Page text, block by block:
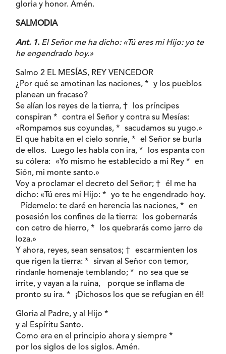
gloria y honor. Amén.
SALMODIA
Ant. 1.El Señor me ha dicho: «Tú eres mi Hijo: yo te
he engendrado hoy.»
Salmo 2 EL MESÍAS, REY VENCEDOR
¿Por qué se amotinan las naciones, * y los pueblos
planean un fracaso?
Se alían los reyes de la tierra, † los príncipes
conspiran * contra el Señor y contra su Mesías:
«Rompamos sus coyundas, * sacudamos su yugo.»
El que habita en el cielo sonríe, * el Señor se burla
de ellos. Luego les habla con ira, * los espanta con
su cólera: «Yo mismo he establecido a mi Rey * en
Sión, mi monte santo.»
Voy a proclamar el decreto del Señor; † él me ha
dicho: «Tú eres mi Hijo: * yo te he engendrado hoy.
Pídemelo: te daré en herencia las naciones, * en
posesión los confines de la tierra: los gobernarás
con cetro de hierro, * los quebrarás como jarro de
loza.»
Y ahora, reyes, sean sensatos; † escarmienten los
que rigen la tierra: * sirvan al Señor con temor,
ríndanle homenaje temblando; * no sea que se
irrite, y vayan a la ruina, porque se inflama de
pronto su ira. * ¡Dichosos los que se refugian en él!
Gloria al Padre, y al Hijo *
y al Espíritu Santo.
Como era en el principio ahora y siempre *
por los siglos de los siglos. Amén.